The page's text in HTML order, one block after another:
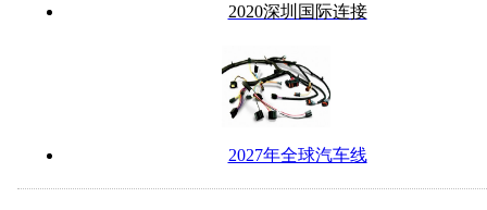
2020深圳国际连接
2027年全球汽车线